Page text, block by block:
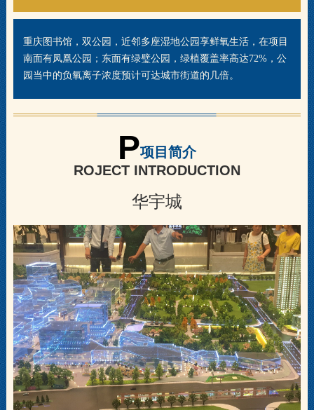
重庆图书馆，双公园，近邻多座湿地公园享鲜氧生活，在项目
南面有凤凰公园；东面有绿璧公园，绿植覆盖率高达72%，公
园当中的负氧离子浓度预计可达城市街道的几倍。
P项目简介
ROJECT INTRODUCTION
华宇城